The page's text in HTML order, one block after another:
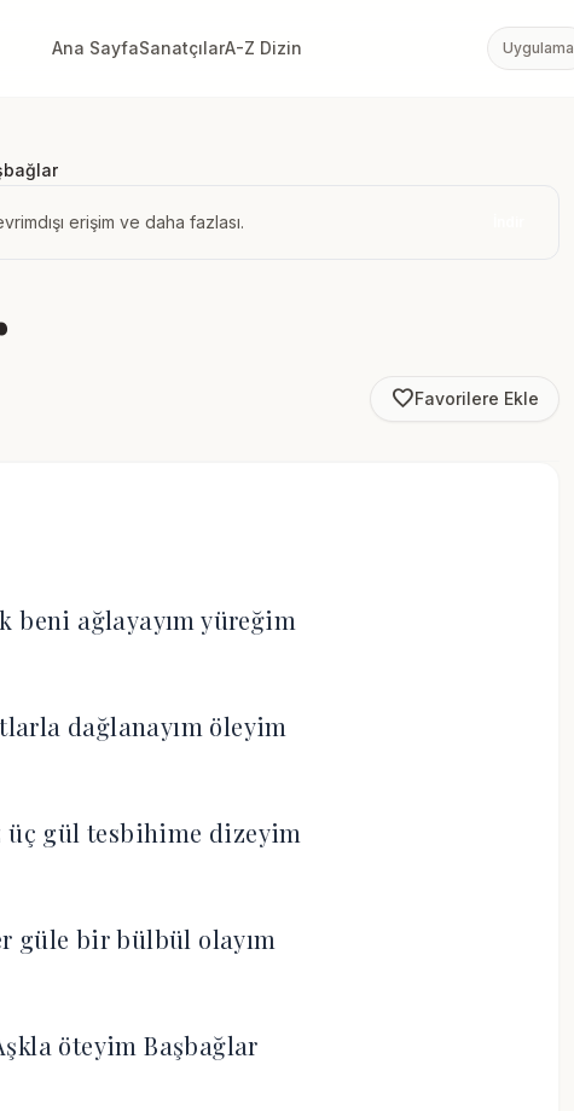
Ana SayfaSanatçılarA-Z Dizin Uygulama
erişim ve daha fazlası.
favorite_borderFavorilere Ekle
beni ağlayayım yüreğim
dağlanayım öleyim
üç gül tesbihime dizeyim
güle bir bülbül olayım
öteyim Başbağlar